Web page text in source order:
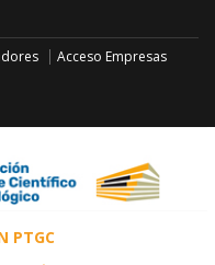
Acceso Empresas
PTGC